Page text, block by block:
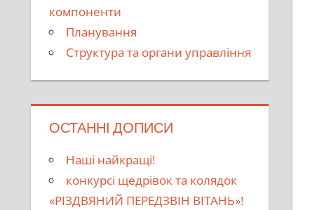
компоненти
Планування
Структура та органи управління
ОСТАННІ ДОПИСИ
Наші найкращі!
конкурсі щедрівок та колядок
«РІЗДВЯНИЙ ПЕРЕДЗВІН ВІТАНЬ»!